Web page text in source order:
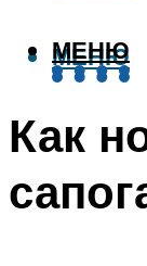
МЕНЮ
МЕНЮ
Как